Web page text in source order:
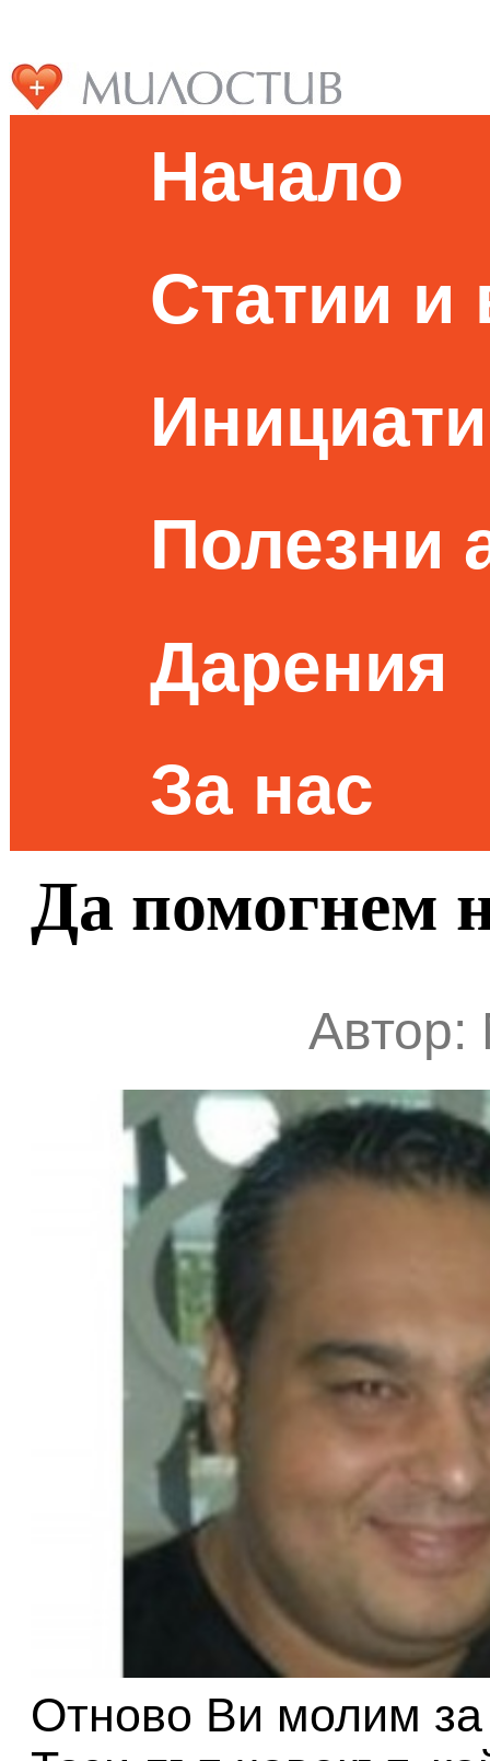
Начало
Статии и
Полезни
Дарения
За нас
Да помогнем
Автор:
Отново Ви молим